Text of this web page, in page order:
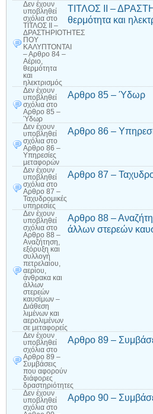
Δεν έχουν
υποβληθεί
σχόλια στο
ΤΙΤΛΟΣ ΙΙ –
ΔΡΑΣΤΗΡΙΟΤΗΤΕΣ
ΠΟΥ
ΚΑΛΥΠΤΟΝΤΑΙ
– Αρθρο 84 –
Αέριο,
θερμότητα
και
ηλεκτρισμός
ΤΙΤΛΟΣ ΙΙ –
θερμότητα και
Δεν έχουν
υποβληθεί
σχόλια στο
Αρθρο 85 –
Ύδωρ
Αρθρο 85 – Ύδωρ
Δεν έχουν
υποβληθεί
σχόλια στο
Αρθρο 86 –
Υπηρεσίες
μεταφορών
Αρθρο 86 –
Δεν έχουν
υποβληθεί
σχόλια στο
Αρθρο 87 –
Ταχυδρομικές
υπηρεσίες
Αρθρο 87 –
Δεν έχουν
υποβληθεί
σχόλια στο
Αρθρο 88 –
Αναζήτηση,
εξόρυξη και
συλλογή
πετρελαίου,
αερίου,
άνθρακα και
άλλων
στερεών
καυσίμων –
Διάθεση
λιμένων και
αερολιμένων
σε μεταφορείς
Αρθρο 88 –
άλλων στερεών
Δεν έχουν
υποβληθεί
σχόλια στο
Αρθρο 89 –
Συμβάσεις
που αφορούν
διάφορες
δραστηριότητες
Αρθρο 89 –
Δεν έχουν
υποβληθεί
σχόλια στο
Αρθρο 90 –